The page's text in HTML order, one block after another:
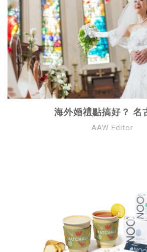
海外婚禮點搞好？ 名
AAW Editor